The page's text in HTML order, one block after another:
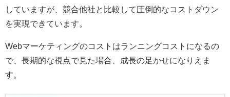
していますが、競合他社と比較して圧倒的なコストダウン
を実現できています。
Webマーケティングのコストはランニングコストになるの
で、長期的な視点で見た場合、成長の足かせになりえま
す。